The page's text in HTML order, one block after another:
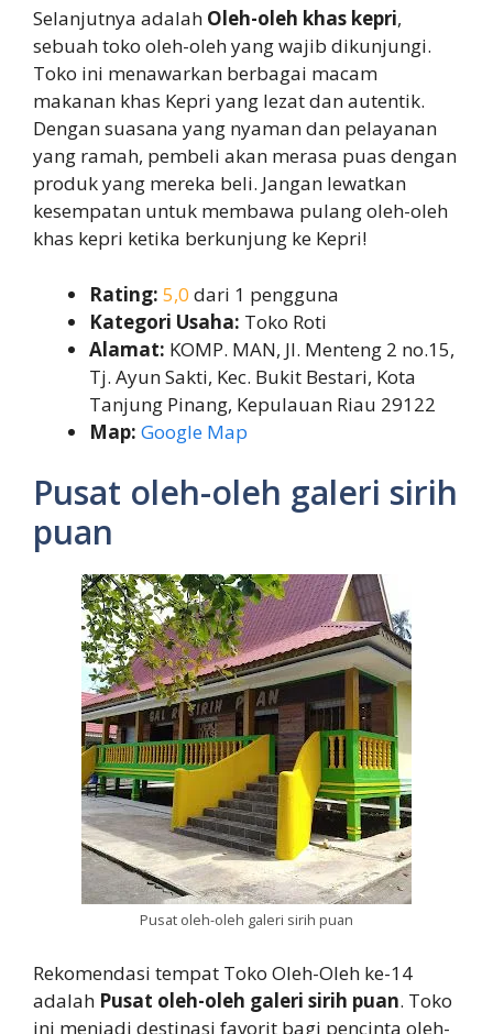
Selanjutnya adalah Oleh-oleh khas kepri,
sebuah toko oleh-oleh yang wajib dikunjungi.
Toko ini menawarkan berbagai macam
makanan khas Kepri yang lezat dan autentik.
Dengan suasana yang nyaman dan pelayanan
yang ramah, pembeli akan merasa puas dengan
produk yang mereka beli. Jangan lewatkan
kesempatan untuk membawa pulang oleh-oleh
khas kepri ketika berkunjung ke Kepri!
Rating: 5,0 dari 1 pengguna
Kategori Usaha: Toko Roti
Alamat: KOMP. MAN, Jl. Menteng 2 no.15,
Tj. Ayun Sakti, Kec. Bukit Bestari, Kota
Tanjung Pinang, Kepulauan Riau 29122
Map: Google Map
Pusat oleh-oleh galeri sirih
puan
Pusat oleh-oleh galeri sirih puan
Rekomendasi tempat Toko Oleh-Oleh ke-14
adalah Pusat oleh-oleh galeri sirih puan. Toko
ini menjadi destinasi favorit bagi pencinta oleh-